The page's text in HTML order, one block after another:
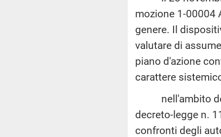
mozione 1-00004
genere. Il
valutare di
piano d'azione
carattere
nell'ambito del
decreto-legge n.
confronti degli